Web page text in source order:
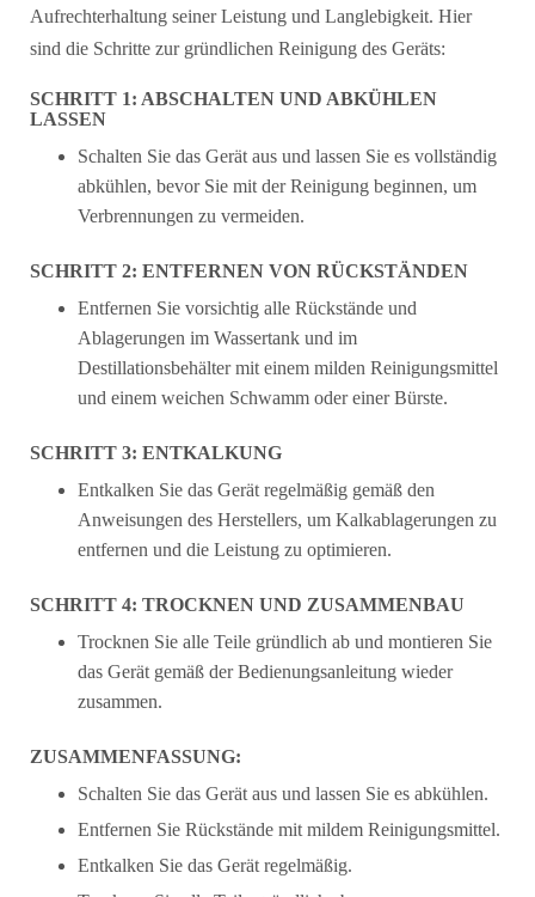
Aufrechterhaltung seiner Leistung und Langlebigkeit. Hier
sind die Schritte zur gründlichen Reinigung des Geräts:
SCHRITT 1: ABSCHALTEN UND ABKÜHLEN
LASSEN
Schalten Sie das Gerät aus und lassen Sie es vollständig
abkühlen, bevor Sie mit der Reinigung beginnen, um
Verbrennungen zu vermeiden.
SCHRITT 2: ENTFERNEN VON RÜCKSTÄNDEN
Entfernen Sie vorsichtig alle Rückstände und
Ablagerungen im Wassertank und im
Destillationsbehälter mit einem milden Reinigungsmittel
und einem weichen Schwamm oder einer Bürste.
SCHRITT 3: ENTKALKUNG
Entkalken Sie das Gerät regelmäßig gemäß den
Anweisungen des Herstellers, um Kalkablagerungen zu
entfernen und die Leistung zu optimieren.
SCHRITT 4: TROCKNEN UND ZUSAMMENBAU
Trocknen Sie alle Teile gründlich ab und montieren Sie
das Gerät gemäß der Bedienungsanleitung wieder
zusammen.
ZUSAMMENFASSUNG:
Schalten Sie das Gerät aus und lassen Sie es abkühlen.
Entfernen Sie Rückstände mit mildem Reinigungsmittel.
Entkalken Sie das Gerät regelmäßig.